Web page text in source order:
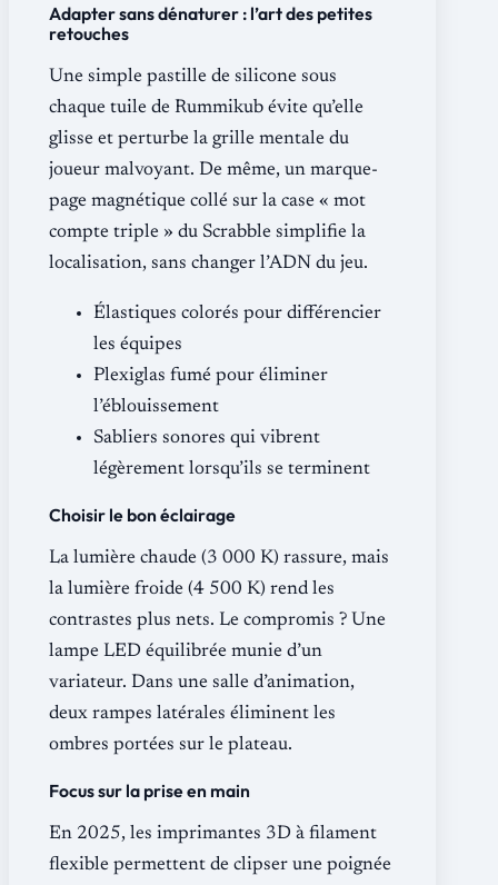
Adapter sans dénaturer : l’art des petites
retouches
Une simple pastille de silicone sous
chaque tuile de Rummikub évite qu’elle
glisse et perturbe la grille mentale du
joueur malvoyant. De même, un marque-
page magnétique collé sur la case « mot
compte triple » du Scrabble simplifie la
localisation, sans changer l’ADN du jeu.
Élastiques colorés pour différencier
les équipes
Plexiglas fumé pour éliminer
l’éblouissement
Sabliers sonores qui vibrent
légèrement lorsqu’ils se terminent
Choisir le bon éclairage
La lumière chaude (3 000 K) rassure, mais
la lumière froide (4 500 K) rend les
contrastes plus nets. Le compromis ? Une
lampe LED équilibrée munie d’un
variateur. Dans une salle d’animation,
deux rampes latérales éliminent les
ombres portées sur le plateau.
Focus sur la prise en main
En 2025, les imprimantes 3D à filament
flexible permettent de clipser une poignée